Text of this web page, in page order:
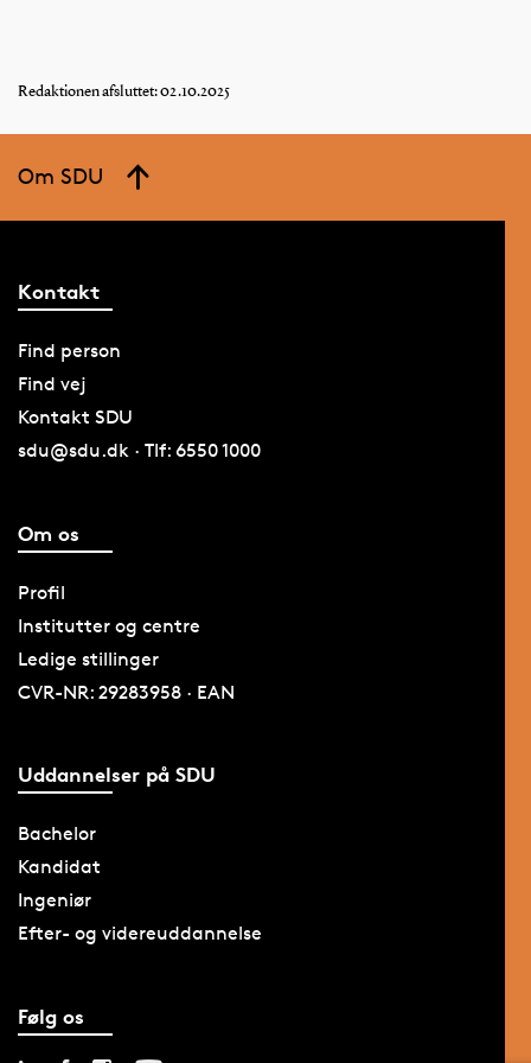
Redaktionen afsluttet: 02.10.2025
Om SDU
Kontakt
Find person
Find vej
Kontakt SDU
sdu@sdu.dk · Tlf: 6550 1000
Om os
Profil
Institutter og centre
Ledige stillinger
CVR-NR: 29283958 · EAN
Uddannelser på SDU
Bachelor
Kandidat
Ingeniør
Efter- og videreuddannelse
Følg os